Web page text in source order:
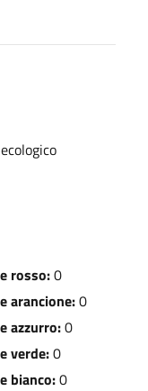
rosso:0
arancione:0
azzurro:0
verde:0
bianco:0